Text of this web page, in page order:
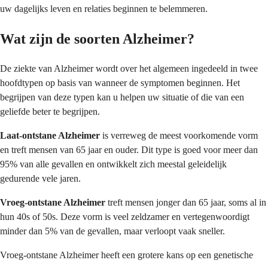
uw dagelijks leven en relaties beginnen te belemmeren.
Wat zijn de soorten Alzheimer?
De ziekte van Alzheimer wordt over het algemeen ingedeeld in twee
hoofdtypen op basis van wanneer de symptomen beginnen. Het
begrijpen van deze typen kan u helpen uw situatie of die van een
geliefde beter te begrijpen.
Laat-ontstane Alzheimer is verreweg de meest voorkomende vorm
en treft mensen van 65 jaar en ouder. Dit type is goed voor meer dan
95% van alle gevallen en ontwikkelt zich meestal geleidelijk
gedurende vele jaren.
Vroeg-ontstane Alzheimer treft mensen jonger dan 65 jaar, soms al in
hun 40s of 50s. Deze vorm is veel zeldzamer en vertegenwoordigt
minder dan 5% van de gevallen, maar verloopt vaak sneller.
Vroeg-ontstane Alzheimer heeft een grotere kans op een genetische